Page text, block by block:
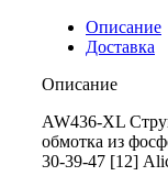
Описание
Доставка
Описание
AW436-XL
обмотка из
30-39-47 [12]